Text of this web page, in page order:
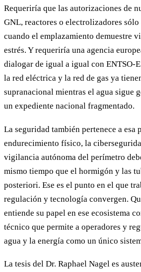
Requeriría que las autorizaciones de
GNL, reactores o electrolizadores sólo
cuando el emplazamiento demuestre
estrés. Y requeriría una agencia
dialogar de igual a igual con ENTSO-
la red eléctrica y la red de gas ya
supranacional mientras el agua sigue
un expediente nacional fragmentado.
La seguridad también pertenece a esa
endurecimiento físico, la
vigilancia autónoma del perímetro
mismo tiempo que el hormigón y las
posteriori. Ese es el punto en el que
regulación y tecnología convergen.
entiende su papel en ese ecosistema
técnico que permite a operadores y
agua y la energía como un único
La tesis del Dr. Raphael Nagel es